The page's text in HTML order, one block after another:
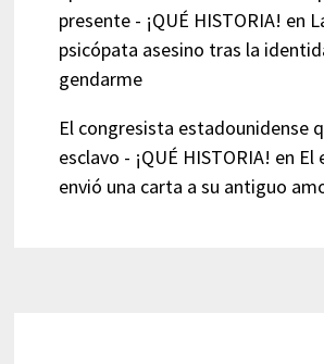
presente - ¡QUÉ HISTORIA! en
psicópata asesino tras la
gendarme
El congresista estadounidense
esclavo - ¡QUÉ HISTORIA! en El
envió una carta a su antiguo